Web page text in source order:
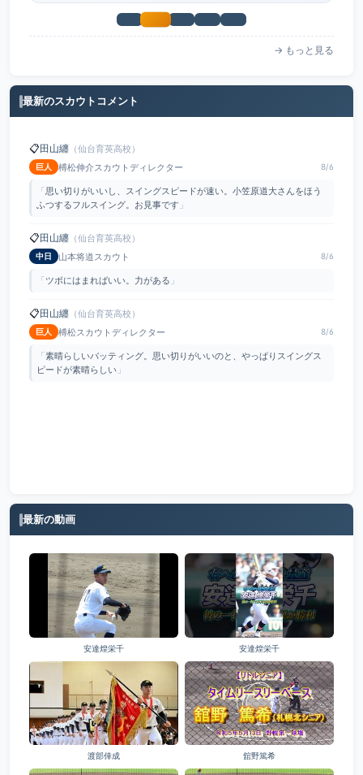
→ もっと見る
最新のスカウトコメント
📋田山纏 （仙台育英高校）
巨人 榑松伸介スカウトディレクター 8/6
「思い切りがいいし、スイングスピードが速い。小笠原道大さんをほう
ふつするフルスイング。お見事です 」
📋田山纏 （仙台育英高校）
中日 山本将道スカウト 8/6
「ツボにはまればいい。力がある 」
📋田山纏 （仙台育英高校）
巨人 榑松スカウトディレクター 8/6
「素晴らしいバッティング。思い切りがいいのと、やっぱりスイングス
ピードが素晴らしい 」
最新の動画
安達煌栄千 安達煌栄千
渡部倖成 舘野篤希